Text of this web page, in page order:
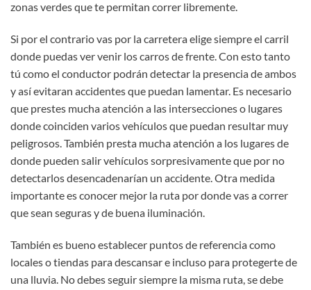
zonas verdes que te permitan correr libremente.
Si por el contrario vas por la carretera elige siempre el carril
donde puedas ver venir los carros de frente. Con esto tanto
tú como el conductor podrán detectar la presencia de ambos
y así evitaran accidentes que puedan lamentar. Es necesario
que prestes mucha atención a las intersecciones o lugares
donde coinciden varios vehículos que puedan resultar muy
peligrosos. También presta mucha atención a los lugares de
donde pueden salir vehículos sorpresivamente que por no
detectarlos desencadenarían un accidente. Otra medida
importante es conocer mejor la ruta por donde vas a correr
que sean seguras y de buena iluminación.
También es bueno establecer puntos de referencia como
locales o tiendas para descansar e incluso para protegerte de
una lluvia. No debes seguir siempre la misma ruta, se debe